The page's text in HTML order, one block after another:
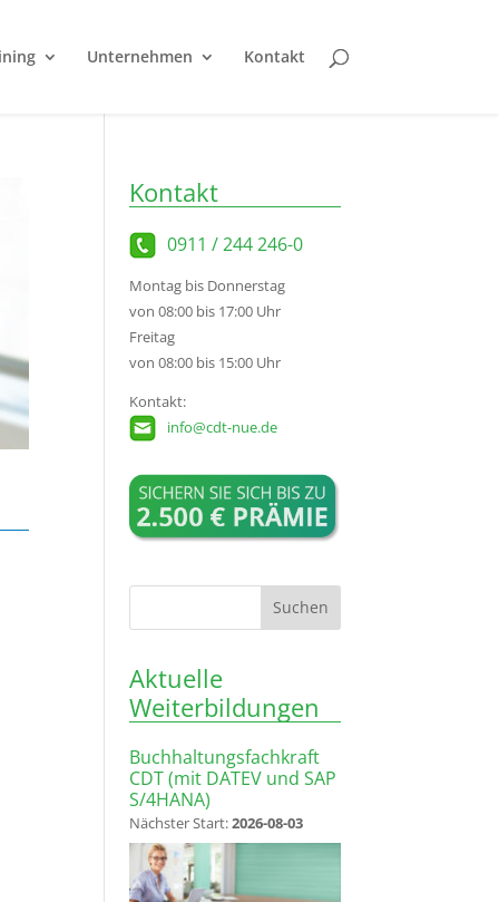
Unternehmen Kontakt
Kontakt
0911 / 244 246-0
Montag bis Donnerstag
von 08:00 bis 17:00 Uhr
Freitag
von 08:00 bis 15:00 Uhr
Kontakt:
info@cdt-nue.de
Aktuelle
Weiterbildungen
Buchhaltungsfachkraft
CDT (mit DATEV und SAP
S/4HANA)
Nächster Start:2026-08-03